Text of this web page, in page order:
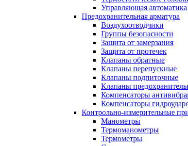
Управляющая автоматика
Предохранительная арматура
Воздухоотводчики
Группы безопасности
Защита от замерзания
Защита от протечек
Клапаны обратные
Клапаны перепускные
Клапаны подпиточные
Клапаны
Компенсаторы
Компенсаторы
Контрольно-измерительные
Манометры
Термоманометры
Термометры